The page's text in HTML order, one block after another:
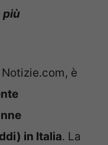
più
è
in Italia. La